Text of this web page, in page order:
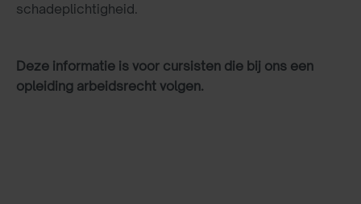
schadeplichtigheid.
Deze informatie is voor cursisten die bij ons een
opleiding arbeidsrecht volgen.